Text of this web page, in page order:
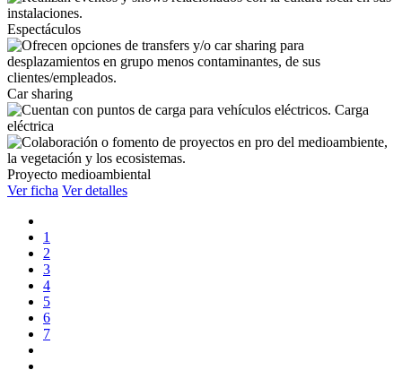
Espectáculos
Car sharing
Carga
eléctrica
Proyecto medioambiental
Ver ficha Ver detalles
1
2
3
4
5
6
7